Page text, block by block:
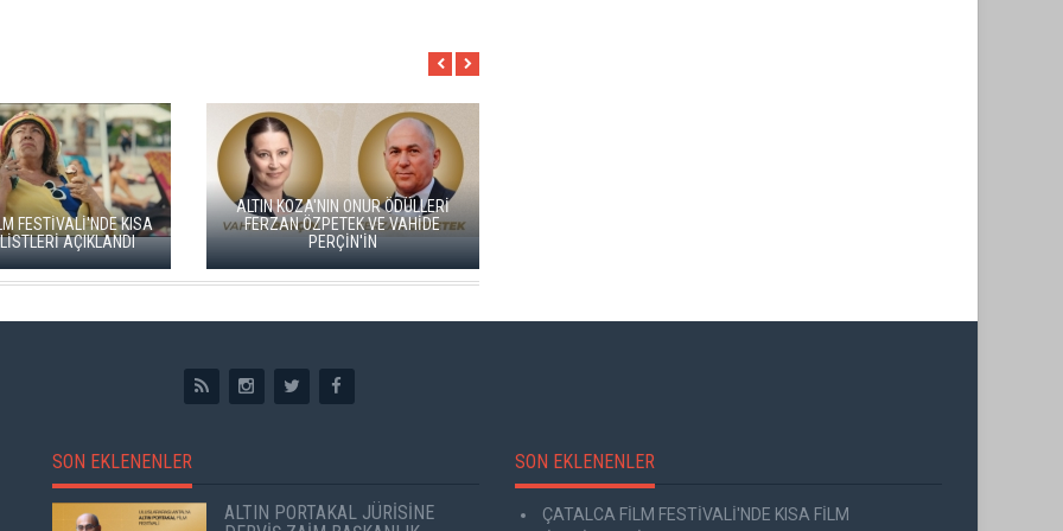
KOZA'DA JÜRİ
ZUHAL OLCAY
YEŞİM USTAOĞLU'NUN
"ARTAKALAN"I SAN SEBASTIÁN'DA
DÜNYA PRÖMİYERİNİ YAPACAK
SON EKLENENLER
ALTIN PORTAKAL JÜRİSİNE
SON EKLENENLER
ÇATALCA FİLM FESTİVALİ'NDE KISA FİLM